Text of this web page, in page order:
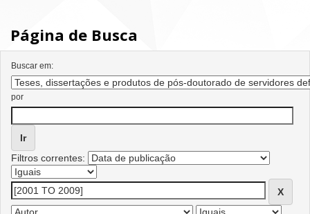
Página de Busca
Buscar em:
por
Filtros correntes: